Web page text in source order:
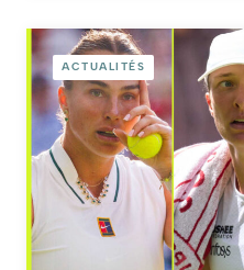
ACTUALITÉS